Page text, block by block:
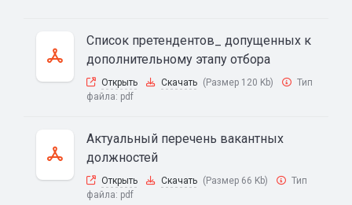
Список претендентов_ допущенных к
дополнительному этапу отбора
Открыть Скачать (Размер 120 Kb)
Тип
файла: pdf
Актуальный перечень вакантных
должностей
Открыть Скачать (Размер 66 Kb)
Тип
файла: pdf